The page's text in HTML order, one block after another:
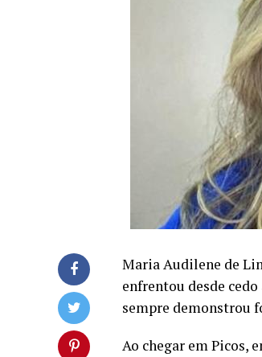
Maria Audilene de
enfrentou desde
sempre demonstrou
Ao chegar em Picos,